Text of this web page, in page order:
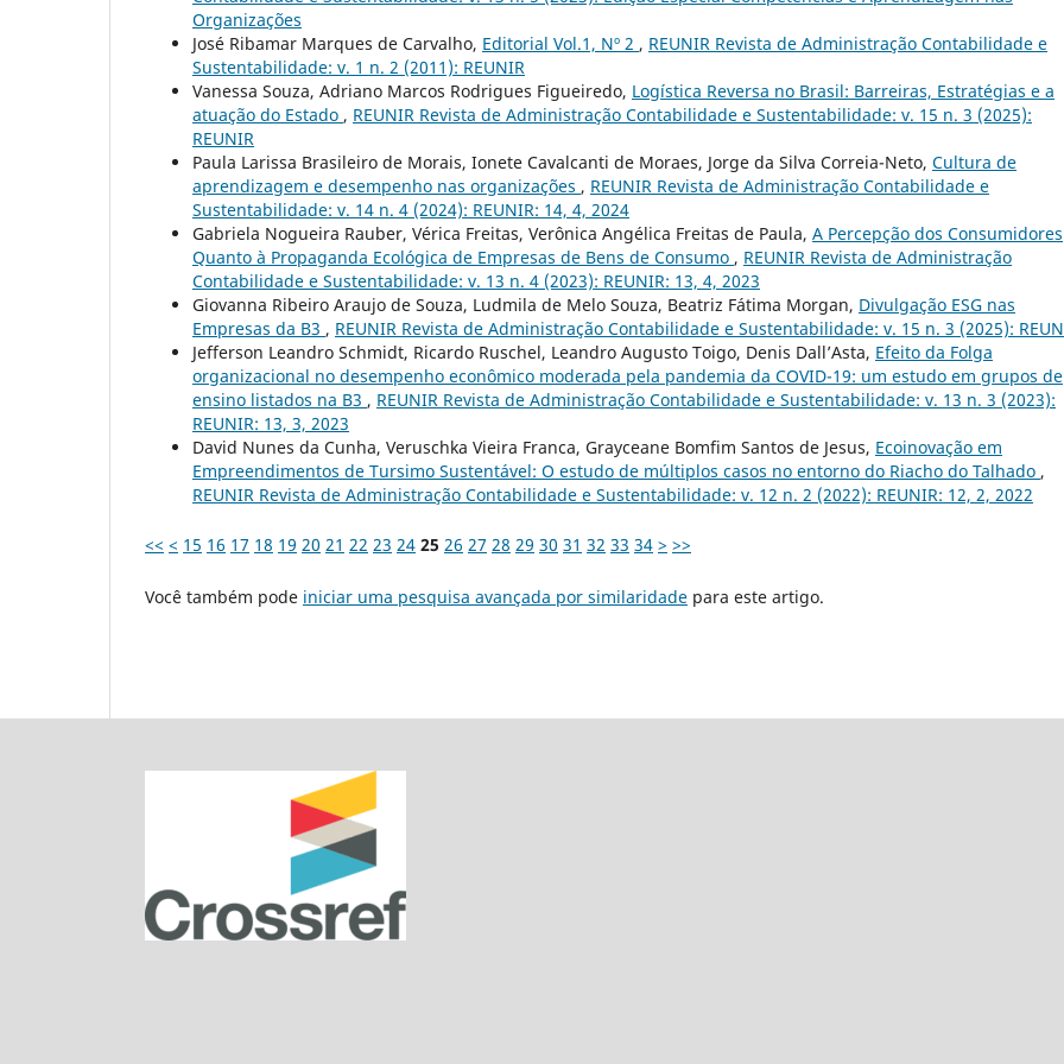
Organizações
José Ribamar Marques de Carvalho, Editorial Vol.1, Nº 2 , REUNIR Revista de Administração Contabilidade e
Sustentabilidade: v. 1 n. 2 (2011): REUNIR
Vanessa Souza, Adriano Marcos Rodrigues Figueiredo, Logística Reversa no Brasil: Barreiras, Estratégias e a
atuação do Estado , REUNIR Revista de Administração Contabilidade e Sustentabilidade: v. 15 n. 3 (2025):
REUNIR
Paula Larissa Brasileiro de Morais, Ionete Cavalcanti de Moraes, Jorge da Silva Correia-Neto, Cultura de
aprendizagem e desempenho nas organizações , REUNIR Revista de Administração Contabilidade e
Sustentabilidade: v. 14 n. 4 (2024): REUNIR: 14, 4, 2024
Gabriela Nogueira Rauber, Vérica Freitas, Verônica Angélica Freitas de Paula, A Percepção dos Consumidores
Quanto à Propaganda Ecológica de Empresas de Bens de Consumo , REUNIR Revista de Administração
Contabilidade e Sustentabilidade: v. 13 n. 4 (2023): REUNIR: 13, 4, 2023
Giovanna Ribeiro Araujo de Souza, Ludmila de Melo Souza, Beatriz Fátima Morgan, Divulgação ESG nas
Empresas da B3 , REUNIR Revista de Administração Contabilidade e Sustentabilidade: v. 15 n. 3 (2025):
Jefferson Leandro Schmidt, Ricardo Ruschel, Leandro Augusto Toigo, Denis Dall’Asta, Efeito da Folga
organizacional no desempenho econômico moderada pela pandemia da COVID-19: um estudo em grupos de
ensino listados na B3 , REUNIR Revista de Administração Contabilidade e Sustentabilidade: v. 13 n. 3 (2023):
REUNIR: 13, 3, 2023
David Nunes da Cunha, Veruschka Vieira Franca, Grayceane Bomfim Santos de Jesus, Ecoinovação em
Empreendimentos de Tursimo Sustentável: O estudo de múltiplos casos no entorno do Riacho do Talhado ,
REUNIR Revista de Administração Contabilidade e Sustentabilidade: v. 12 n. 2 (2022): REUNIR: 12, 2, 2022
<< < 15 16 17 18 19 20 21 22 23 24 25 26 27 28 29 30 31 32 33 34 > >>
Você também pode iniciar uma pesquisa avançada por similaridade para este artigo.